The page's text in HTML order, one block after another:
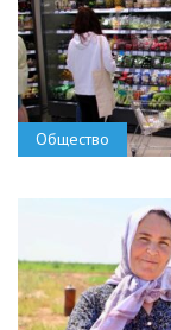
Общество